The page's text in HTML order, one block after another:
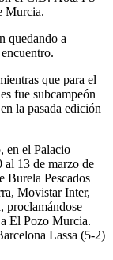
Murcia.
quedando a
que para el
fue subcampeón
la pasada edición
en el Palacio
al 13 de marzo de
Burela Pescados
Movistar Inter,
proclamándose
El Pozo Murcia.
Lassa (5-2)